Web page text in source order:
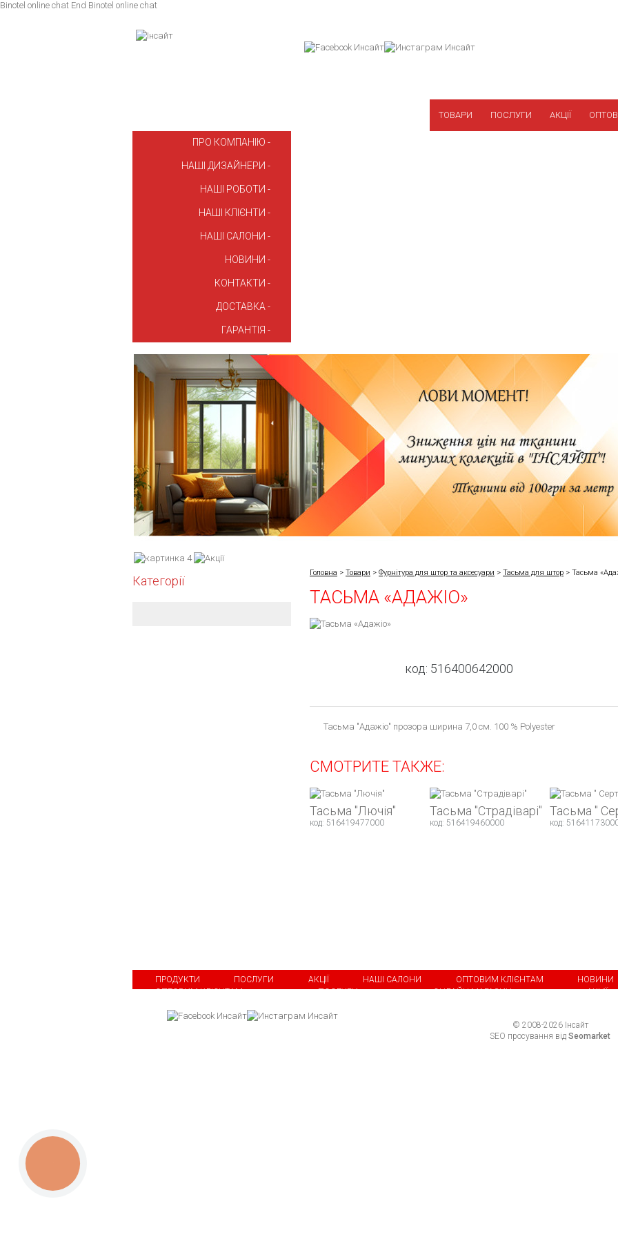
Binotel online chat End Binotel online chat
ТОВАРИ ПОСЛУГИ АКЦІЇ
ПРО КОМПАНІЮ
НАШІ ДИЗАЙНЕРИ
НАШІ РОБОТИ
НАШІ КЛІЄНТИ
НАШІ САЛОНИ
НОВИНИ
КОНТАКТИ
ДОСТАВКА
ГАРАНТІЯ
Категорії
Головна > Товари > Фурнітура для штор та аксесуари > Тасьма для штор > Тасьма
ТАСЬМА «АДАЖІО»
код: 516400642000
Тасьма "Адажіо" прозора ширина 7,0 см. 100 % Polyester
СМОТРИТЕ ТАКЖЕ:
Тасьма "Лючія"
код: 516419477000
Тасьма "Страдіварі"
код: 516419460000
Тасьма "
код:
ПРОДУКТИ ПОСЛУГИ АКЦІЇ НАШІ САЛОНИ ОПТОВИМ КЛІЄНТАМ
НОВИНИ
ОПТОВИМ КЛІЄНТАМ
ПОСЛУГИ ОНЛАЙН-МАГАЗИН АКЦІЇ
© 2008-2026 Інсайт
SEO просування від Seomarket